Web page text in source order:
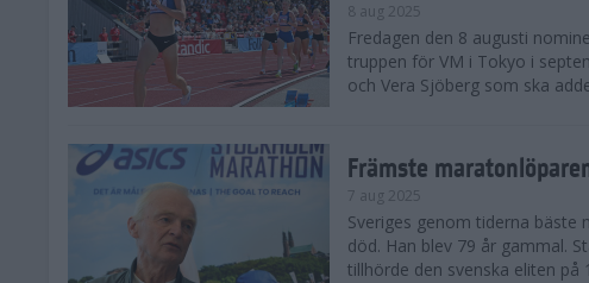
8 aug 2025
Fredagen den 8 augusti
truppen för VM i Tokyo i
och Vera Sjöberg som ska
Främste
7 aug 2025
Sveriges genom tiderna bäste
död. Han blev 79 år gammal.
tillhörde den svenska eliten på